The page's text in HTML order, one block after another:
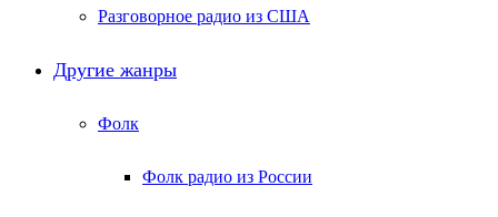
Разговорное радио из США
Другие жанры
Фолк
Фолк радио из России